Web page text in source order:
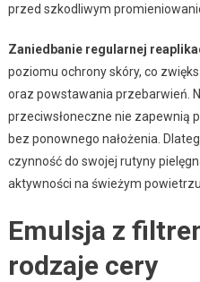
przed szkodliwym
Zaniedbanie regularnej
poziomu ochrony skóry, co
oraz powstawania przebarwień.
przeciwsłoneczne nie zapewnią
bez ponownego nałożenia.
czynność do swojej rutyny
aktywności na świeżym powietrzu.
Emulsja z
rodzaje cery